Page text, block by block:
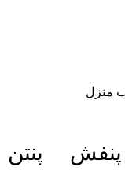
منزل
پنتن